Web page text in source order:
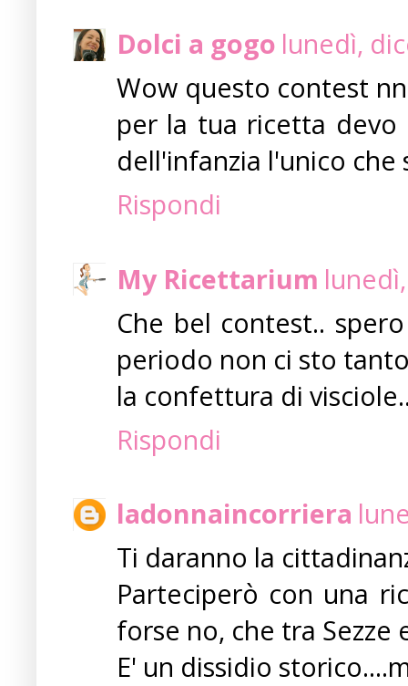
Dolci a gogo lunedì,
Wow questo contest
per la tua ricetta
dell'infanzia l'unico che
Rispondi
My Ricettarium
Che bel contest..
periodo non ci sto
la confettura di
Rispondi
ladonnaincorriera
Ti daranno la
Parteciperò con una
forse no, che tra Sezze
E' un dissidio